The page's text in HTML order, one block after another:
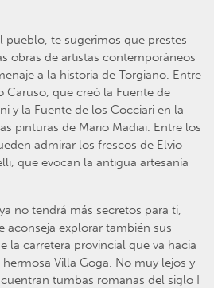
pueblo, te sugerimos que prestes
obras de artistas contemporáneos
a la historia de Torgiano. Entre
Caruso, que creó la Fuente de
y la Fuente de los Cocciari en la
pinturas de Mario Madiai. Entre los
admirar los frescos de Elvio
que evocan la antigua artesanía
no tendrá más secretos para ti,
aconseja explorar también sus
la carretera provincial que va hacia
Villa Goga. No muy lejos y
tumbas romanas del siglo I